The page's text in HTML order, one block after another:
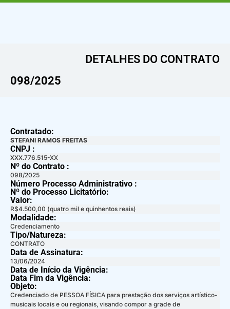
DETALHES DO CONTRATO​
098/2025
Contratado:
STEFANI RAMOS FREITAS
CNPJ :
XXX.776.515-XX
Nº do Contrato :
098/2025
Número Processo Administrativo :
Nº do Processo Licitatório:
Valor:
R$4.500,00 (quatro mil e quinhentos reais)
Modalidade:
Credenciamento
Tipo/Natureza:
CONTRATO
Data de Assinatura:
13/06/2024
Data de Início da Vigência:
Data Fim da Vigência:
Objeto:
Credenciado de PESSOA FÍSICA para prestação dos serviços artístico-
musicais locais e ou regionais, visando compor a grade de